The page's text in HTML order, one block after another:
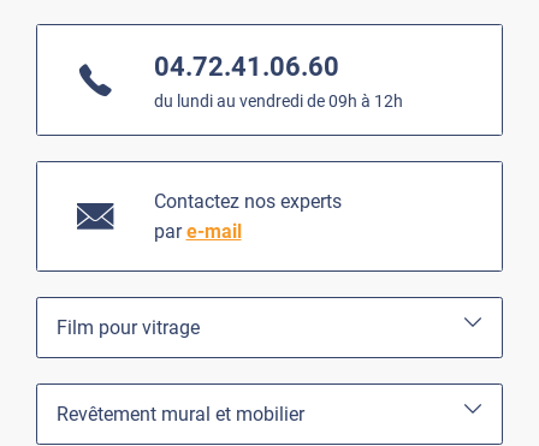
04.72.41.06.60
du lundi au vendredi de 09h à 12h
Contactez nos experts
pare-mail
Film pour vitrage
Revêtement mural et mobilier